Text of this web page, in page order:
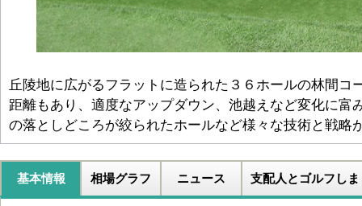
丘陵地に広がるフラットに造られた３６ホールの林間コ
距離もあり、適度なアップダウン、池越えなど変化に富
の落としどころが絞られたホールなど様々な技術と戦略
基本情報 相場グラフ ニュース 支配人とゴルフしま